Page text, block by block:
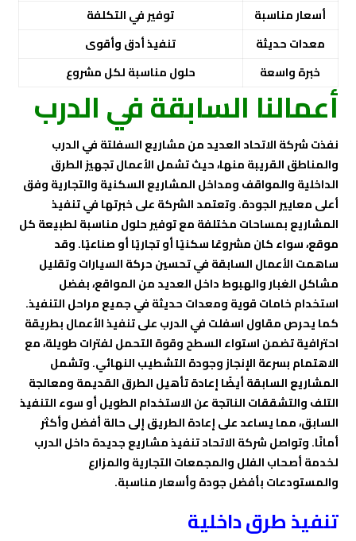
أسعار مناسبة
توفير في التكلفة
معدات حديثة
تنفيذ أدق وأقوى
خبرة واسعة
حلول مناسبة لكل مشروع
أعمالنا السابقة في الدرب
نفذت شركة الاتحاد العديد من مشاريع السفلتة في الدرب
والمناطق القريبة منها، حيث تشمل الأعمال تجهيز الطرق
الداخلية والمواقف ومداخل المشاريع السكنية والتجارية وفق
أعلى معايير الجودة. وتعتمد الشركة على خبرتها في تنفيذ
المشاريع بمساحات مختلفة مع توفير حلول مناسبة لطبيعة كل
موقع، سواء كان مشروعًا سكنيًا أو تجاريًا أو صناعيًا. وقد
ساهمت الأعمال السابقة في تحسين حركة السيارات وتقليل
مشاكل الغبار والهبوط داخل العديد من المواقع، بفضل
استخدام خامات قوية ومعدات حديثة في جميع مراحل التنفيذ.
كما يحرص مقاول اسفلت في الدرب على تنفيذ الأعمال بطريقة
احترافية تضمن استواء السطح وقوة التحمل لفترات طويلة، مع
الاهتمام بسرعة الإنجاز وجودة التشطيب النهائي. وتشمل
المشاريع السابقة أيضًا إعادة تأهيل الطرق القديمة ومعالجة
التلف والتشققات الناتجة عن الاستخدام الطويل أو سوء التنفيذ
السابق، مما يساعد على إعادة الطريق إلى حالة أفضل وأكثر
أمانًا. وتواصل شركة الاتحاد تنفيذ مشاريع جديدة داخل الدرب
لخدمة أصحاب الفلل والمجمعات التجارية والمزارع
والمستودعات بأفضل جودة وأسعار مناسبة.
تنفيذ طرق داخلية